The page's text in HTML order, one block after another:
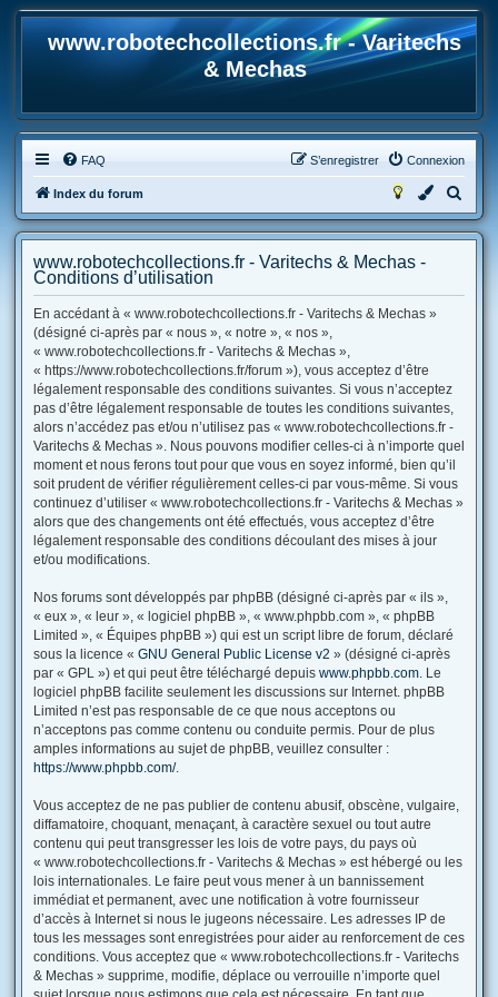
www.robotechcollections.fr - Varitechs
& Mechas
FAQ Connexion
S’enregistrer
Index du forum
e
e
www.robotechcollections.fr - Varitechs & Mechas -
Conditions d’utilisation
En accédant à « www.robotechcollections.fr - Varitechs & Mechas »
(désigné ci-après par « nous », « notre », « nos »,
« www.robotechcollections.fr - Varitechs & Mechas »,
« https://www.robotechcollections.fr/forum »), vous acceptez d’être
légalement responsable des conditions suivantes. Si vous n’acceptez
pas d’être légalement responsable de toutes les conditions suivantes,
alors n’accédez pas et/ou n’utilisez pas « www.robotechcollections.fr -
Varitechs & Mechas ». Nous pouvons modifier celles-ci à n’importe quel
moment et nous ferons tout pour que vous en soyez informé, bien qu’il
soit prudent de vérifier régulièrement celles-ci par vous-même. Si vous
continuez d’utiliser « www.robotechcollections.fr - Varitechs & Mechas »
alors que des changements ont été effectués, vous acceptez d’être
légalement responsable des conditions découlant des mises à jour
et/ou modifications.
Nos forums sont développés par phpBB (désigné ci-après par « ils »,
« eux », « leur », « logiciel phpBB », « www.phpbb.com », « phpBB
Limited », « Équipes phpBB ») qui est un script libre de forum, déclaré
sous la licence « GNU General Public License v2 » (désigné ci-après
par « GPL ») et qui peut être téléchargé depuis www.phpbb.com. Le
logiciel phpBB facilite seulement les discussions sur Internet. phpBB
Limited n’est pas responsable de ce que nous acceptons ou
n’acceptons pas comme contenu ou conduite permis. Pour de plus
amples informations au sujet de phpBB, veuillez consulter :
https://www.phpbb.com/.
Vous acceptez de ne pas publier de contenu abusif, obscène, vulgaire,
diffamatoire, choquant, menaçant, à caractère sexuel ou tout autre
contenu qui peut transgresser les lois de votre pays, du pays où
« www.robotechcollections.fr - Varitechs & Mechas » est hébergé ou les
lois internationales. Le faire peut vous mener à un bannissement
immédiat et permanent, avec une notification à votre fournisseur
d’accès à Internet si nous le jugeons nécessaire. Les adresses IP de
tous les messages sont enregistrées pour aider au renforcement de ces
conditions. Vous acceptez que « www.robotechcollections.fr - Varitechs
& Mechas » supprime, modifie, déplace ou verrouille n’importe quel